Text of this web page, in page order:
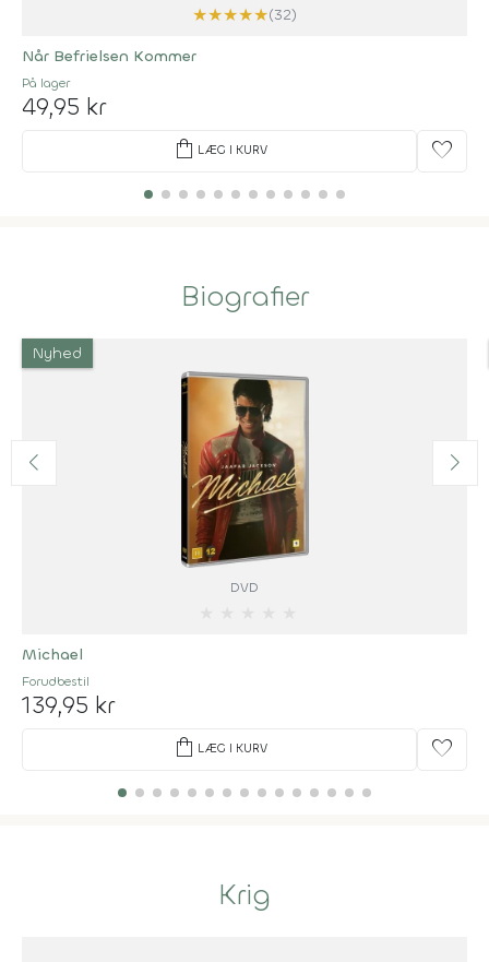
★★★★★(32)
Når Befrielsen Kommer
På lager
49,95 kr
shopping_bag LÆG I KURV favorite
Biografier
Nyhed
DVD
Michael
Forudbestil
139,95 kr
shopping_bag LÆG I KURV favorite
Krig